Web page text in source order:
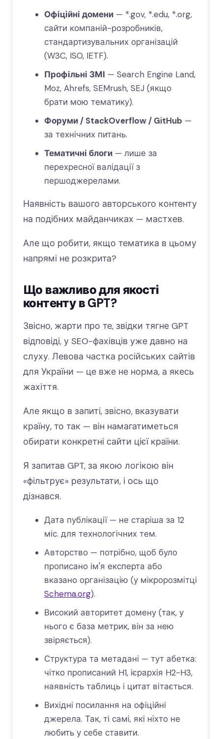
Офіційні домени— *.gov, *.edu, *.org,
сайти компаній-розробників,
стандартизувальних організацій
(W3C, ISO, IETF).
Профільні ЗМІ — Search Engine Land,
Moz, Ahrefs, SEMrush, SEJ (якщо
брати мою тематику).
Форуми / StackOverflow / GitHub —
за технічних питань.
Тематичні блоги— лише за
перехресної валідації з
першоджерелами.
Наявність вашого авторського контенту
на подібних майданчиках — мастхев.
Але що робити, якщо тематика в цьому
напрямі не розкрита?
Що важливо для якості
контенту в GPT?
Звісно, жарти про те, звідки тягне GPT
відповіді, у SEO-фахівців уже давно на
слуху. Левова частка російських сайтів
для України — це вже не норма, а якесь
жахіття.
Але якщо в запиті, звісно, вказувати
країну, то так — він намагатиметься
обирати конкретні сайти цієї країни.
Я запитав GPT, за якою логікою він
«фільтрує» результати, і ось що
дізнався.
Дата публікації — не старіша за 12
міс. для технологічних тем.
Авторство — потрібно, щоб було
прописано ім'я експерта або
вказано організацію (у мікророзмітці
Schema.org).
Високий авторитет домену (так, у
нього є база метрик, він за нею
звіряється).
Структура та метадані — тут абетка:
чітко прописаний H1, ієрархія H2-H3,
наявність таблиць і цитат вітається.
Вихідні посилання на офіційні
джерела. Так, ті самі, які ніхто не
любить у себе ставити.